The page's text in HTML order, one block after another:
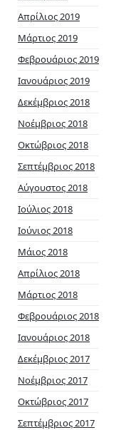
Απρίλιος 2019
Μάρτιος 2019
Φεβρουάριος 2019
Ιανουάριος 2019
Δεκέμβριος 2018
Νοέμβριος 2018
Οκτώβριος 2018
Σεπτέμβριος 2018
Αύγουστος 2018
Ιούλιος 2018
Ιούνιος 2018
Μάιος 2018
Απρίλιος 2018
Μάρτιος 2018
Φεβρουάριος 2018
Ιανουάριος 2018
Δεκέμβριος 2017
Νοέμβριος 2017
Οκτώβριος 2017
Σεπτέμβριος 2017